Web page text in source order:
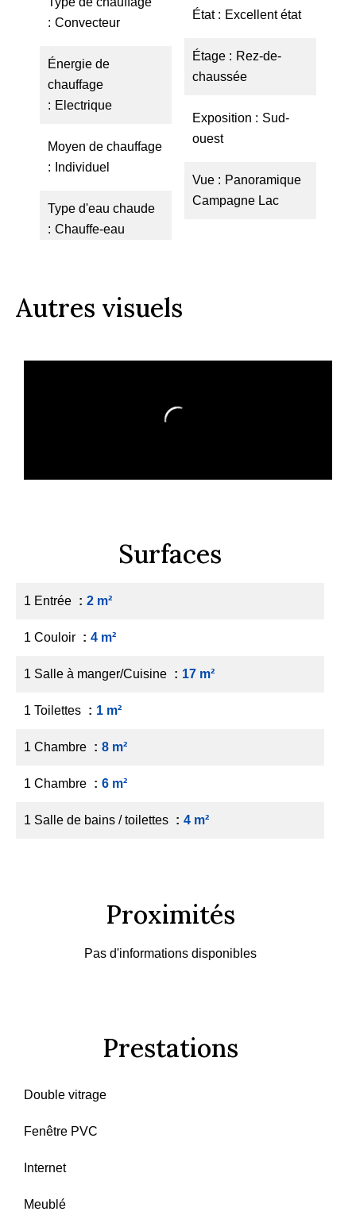
Convecteur
Énergie de
chauffage
Electrique
Moyen de chauffage
Individuel
Type d'eau chaude
Chauffe-eau
État Excellent état
Étage
Rez-de-
chaussée
Exposition
Sud-
ouest
Vue
Panoramique
Campagne Lac
Autres visuels
Surfaces
1 Entrée 2 m²
1 Couloir 4 m²
1 Salle à manger/Cuisine 17 m²
1 Toilettes 1 m²
1 Chambre 8 m²
1 Chambre 6 m²
1 Salle de bains / toilettes 4 m²
Proximités
Pas d'informations disponibles
Prestations
Double vitrage
Fenêtre PVC
Internet
Meublé